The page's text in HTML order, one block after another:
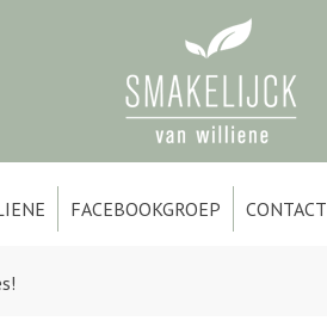
FACEBOOKGROEP CONTACT